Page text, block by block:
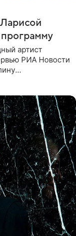
Ларисой
артист
РИА Новости